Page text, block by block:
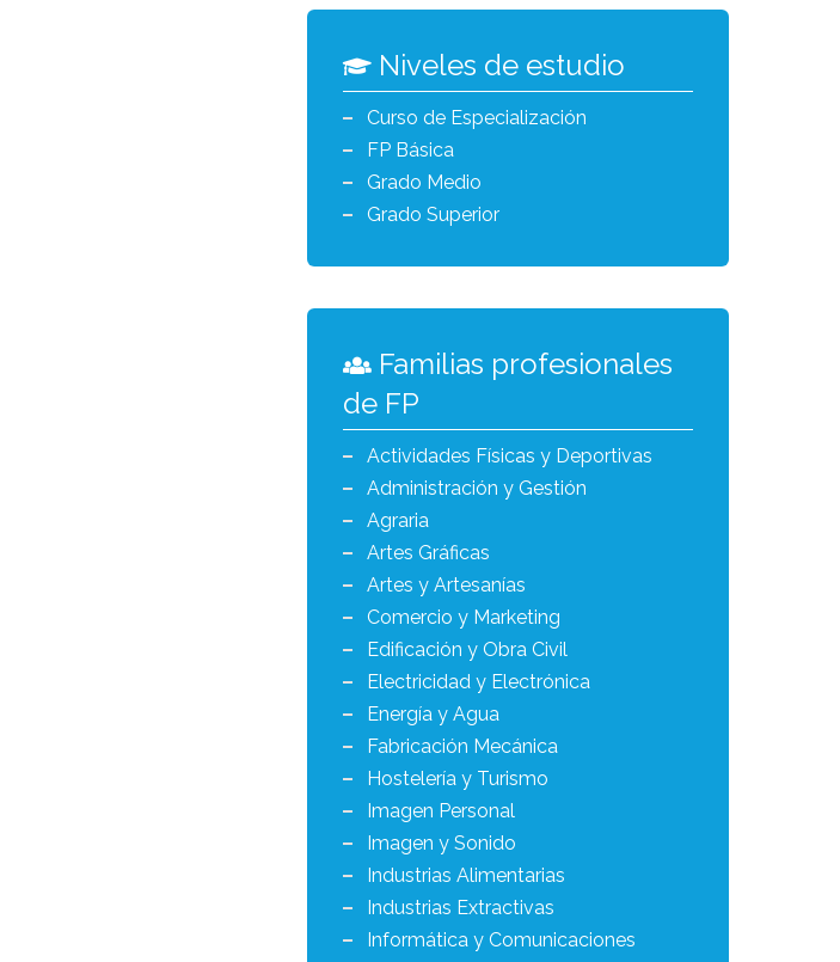
Niveles de estudio
Curso de Especialización
FP Básica
Grado Medio
Grado Superior
Familias profesionales
de FP
Actividades Físicas y Deportivas
Administración y Gestión
Agraria
Artes Gráficas
Artes y Artesanías
Comercio y Marketing
Edificación y Obra Civil
Electricidad y Electrónica
Energía y Agua
Fabricación Mecánica
Hostelería y Turismo
Imagen Personal
Imagen y Sonido
Industrias Alimentarias
Industrias Extractivas
Informática y Comunicaciones